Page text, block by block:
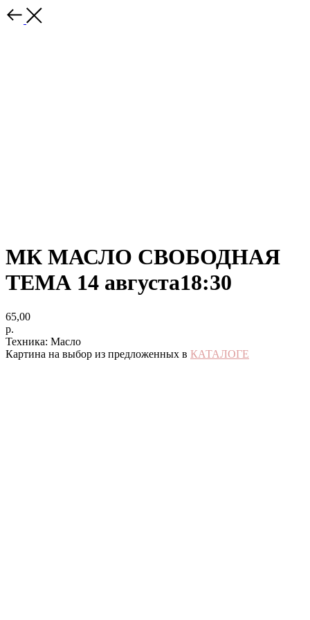
МК МАСЛО СВОБОДНАЯ
ТЕМА 14 августа18:30
65,00
р.
Техника: Масло
Картина на выбор из предложенных в КАТАЛОГЕ